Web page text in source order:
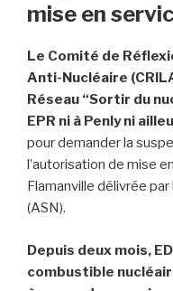
mise en
Le Comité de
Anti-Nucléaire
Réseau “Sortir du
EPR ni à Penly ni
pour demander la
l’autorisation de mise
Flamanville délivrée
(ASN).
Depuis deux mois,
combustible